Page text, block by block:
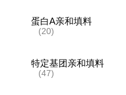
蛋白A亲和填料
(20)
特定基团亲和填料
(47)